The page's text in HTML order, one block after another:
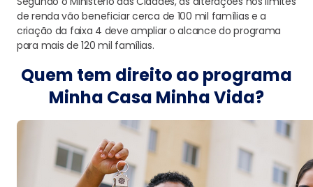
de renda vão beneficiar cerca de 100 mil famílias e a
criação da faixa 4 deve ampliar o alcance do programa
para mais de 120 mil famílias.
Quem tem direito ao programa
Minha Casa Minha Vida?